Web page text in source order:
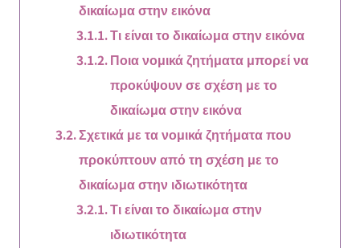
δικαίωμα στην εικόνα
Τι είναι το δικαίωμα στην εικόνα
Ποια νομικά ζητήματα μπορεί να
προκύψουν σε σχέση με το
δικαίωμα στην εικόνα
Σχετικά με τα νομικά ζητήματα που
προκύπτουν από τη σχέση με το
δικαίωμα στην ιδιωτικότητα
Τι είναι το δικαίωμα στην
ιδιωτικότητα